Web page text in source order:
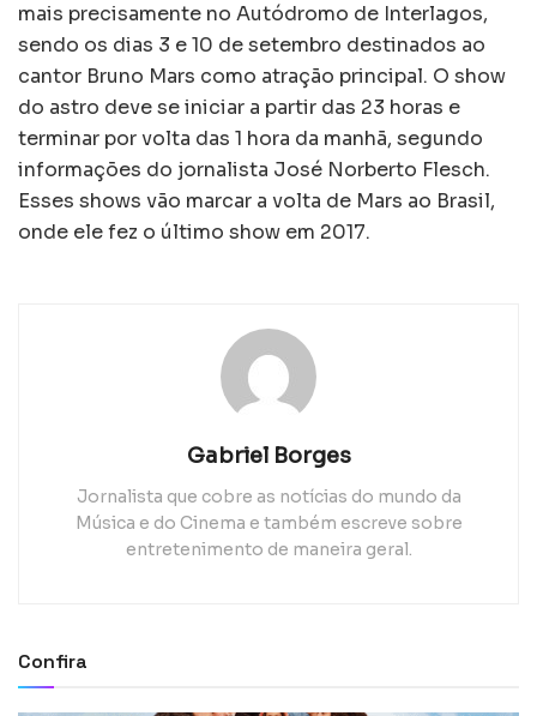
mais precisamente no Autódromo de Interlagos,
sendo os dias 3 e 10 de setembro destinados ao
cantor Bruno Mars como atração principal. O show
do astro deve se iniciar a partir das 23 horas e
terminar por volta das 1 hora da manhã, segundo
informações do jornalista José Norberto Flesch.
Esses shows vão marcar a volta de Mars ao Brasil,
onde ele fez o último show em 2017.
Gabriel Borges
Jornalista que cobre as notícias do mundo da
Música e do Cinema e também escreve sobre
entretenimento de maneira geral.
Confira